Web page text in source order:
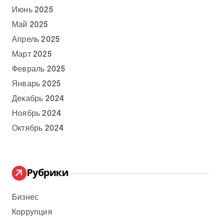
Июнь 2025
Май 2025
Апрель 2025
Март 2025
Февраль 2025
Январь 2025
Декабрь 2024
Ноябрь 2024
Октябрь 2024
Рубрики
Бизнес
Коррупция